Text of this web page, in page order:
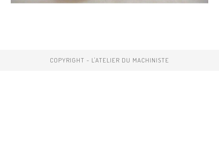
COPYRIGHT - L'ATELIER DU MACHINISTE